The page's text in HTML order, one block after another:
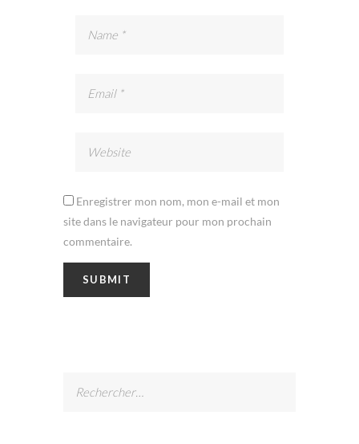
Enregistrer mon nom, mon e-mail et mon
site dans le navigateur pour mon prochain
commentaire.